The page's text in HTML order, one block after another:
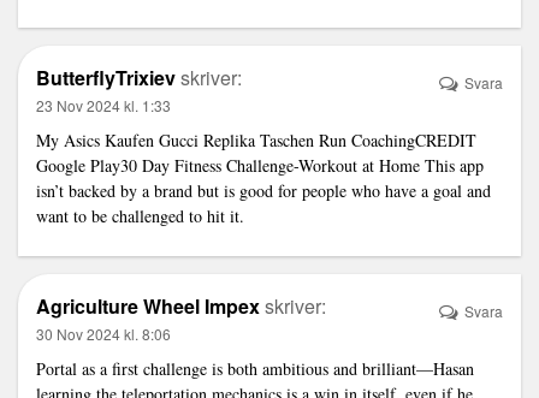
ButterflyTrixievskriver:
23 Nov 2024 kl. 1:33
My Asics Kaufen Gucci Replika Taschen Run CoachingCREDIT
Google Play30 Day Fitness Challenge-Workout at Home This app
isn’t backed by a brand but is good for people who have a goal and
want to be challenged to hit it.
Svara
Agriculture Wheel Impexskriver:
30 Nov 2024 kl. 8:06
Portal as a first challenge is both ambitious and brilliant—Hasan
Svara